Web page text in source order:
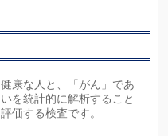
康な人と、「がん」であ
を統計的に解析すること
価する検査です。